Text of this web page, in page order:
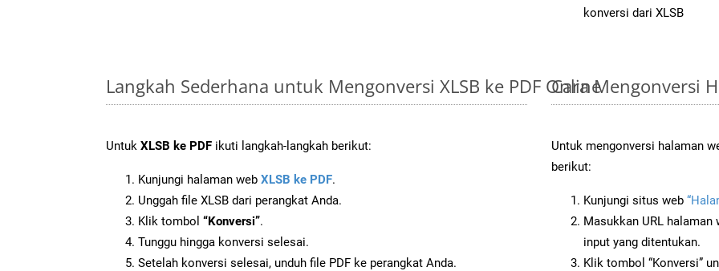
konversi dari XLSB
Langkah Sederhana untuk Mengonversi XLSB ke PDF Online
Untuk XLSB ke PDF ikuti langkah-langkah berikut:
Kunjungi halaman web XLSB ke PDF.
Unggah file XLSB dari perangkat Anda.
Klik tombol “Konversi”.
Tunggu hingga konversi selesai.
Setelah konversi selesai, unduh file PDF ke perangkat Anda.
Cara Mengonversi
Untuk mengonversi halaman
berikut:
Kunjungi situs web
Masukkan URL
input yang ditentukan.
Klik tombol “Konversi”